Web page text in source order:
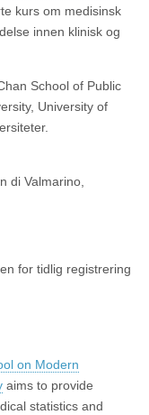
kurs om medisinsk
innen klinisk og
School of Public
University of
di Valmarino,
for tidlig registrering
on Modern
aims to provide
statistics and